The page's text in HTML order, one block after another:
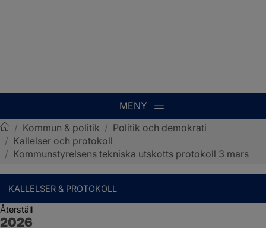
MENY
Sotenäs kommun
/ Kommun & politik / Politik och demokrati
/ Kallelser och protokoll
/ Kommunstyrelsens tekniska utskotts protokoll 3 mars
KALLELSER & PROTOKOLL
Återställ
År:
2026